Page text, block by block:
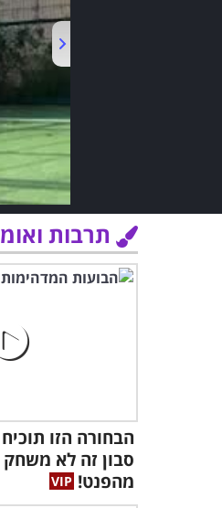
תרבות
הבחורה הזו
סבון זה לא משחק
מהפנט!